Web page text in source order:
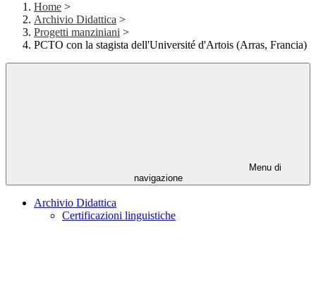
Home >
Archivio Didattica >
Progetti manziniani >
PCTO con la stagista dell'Université d'Artois (Arras, Francia)
Menu di
navigazione
Archivio Didattica
Certificazioni linguistiche